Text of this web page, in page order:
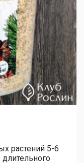
растений 5-6